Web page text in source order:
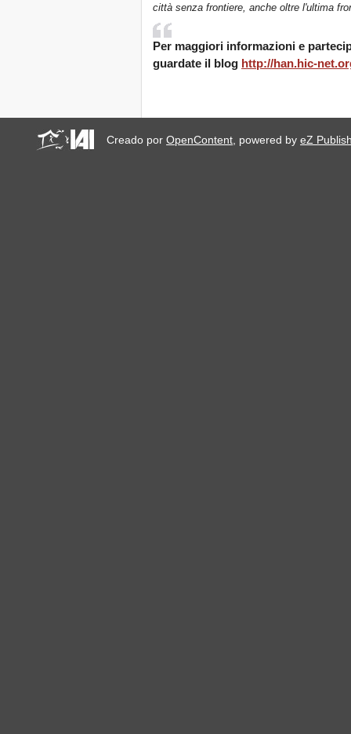
città senza frontiere, anche oltre l'ultima
Per maggiori informazioni e
guardate il blog http://han.hic-
Creado porOpenContent , powered byeZ